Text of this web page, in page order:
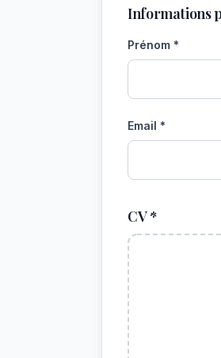
Informations
Prénom *
Email *
CV *